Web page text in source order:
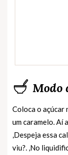
Modo
Coloca o açúcar
um caramelo. Aí
,Despeja essa
viu?. ,No